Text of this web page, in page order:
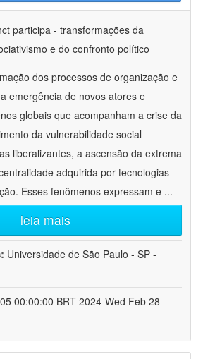
participa - transformações da
e do confronto político
dos processos de organização e
emergência de novos atores e
globais que acompanham a crise da
da vulnerabilidade social
liberalizantes, a ascensão da extrema
adquirida por tecnologias
Esses fenômenos expressam e ...
leia mais
Universidade de São Paulo - SP -
00:00:00 BRT 2024-Wed Feb 28